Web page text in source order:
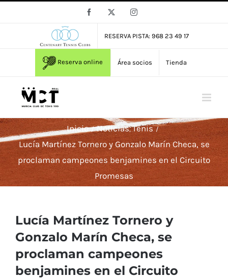
Facebook Instagram
RESERVA PISTA: 968 23 49 17
Reserva online Área socios Tienda
Inicio Noticias Tenis
Lucía Martínez Tornero y Gonzalo Marín Checa, se
proclaman campeones benjamines en el Circuito
Promesas
Lucía Martínez Tornero y
Gonzalo Marín Checa, se
proclaman campeones
benjamines en el Circuito